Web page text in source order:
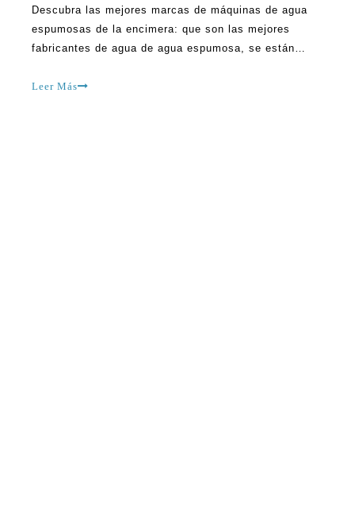
Descubra las mejores marcas de máquinas de agua
espumosas de la encimera: que son las mejores
fabricantes de agua de agua espumosa, se están
personas buscan alternativas más saludables a los
Leer Más